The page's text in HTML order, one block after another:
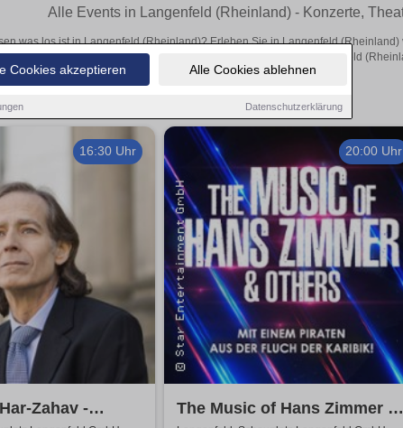
Cookies akzeptieren Alle Cookies ablehnen
Datenschutzerklärung
Alle Events in Langenfeld (Rheinland) - Konzerte,
was los ist in Langenfeld (Rheinland)? Erleben Sie in Langenfeld
Theateraufführungen oder aufregende Veranstaltungen in Langenfeld
16:30 Uhr
Zahav -
20:00 Uhr
The Music of Hans Zimmer &